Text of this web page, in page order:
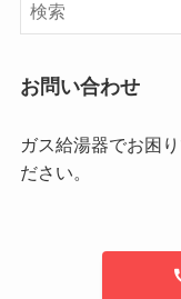
お問い合わせ
ガス給湯器でお困
ださい。